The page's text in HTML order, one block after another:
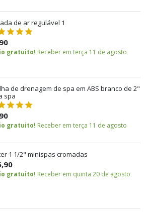
de ar regulável 1
gratuito! Receber em terça 11 de agosto
de drenagem de spa em ABS branco de 2"
spa
gratuito! Receber em terça 11 de agosto
1 1/2" minispas cromadas
gratuito! Receber em quinta 20 de agosto